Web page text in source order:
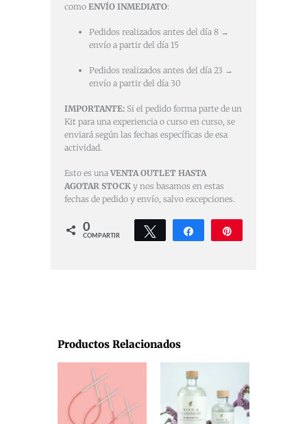
como ENVÍO INMEDIATO:
Pedidos realizados antes del día 8 →
envío a partir del día 15
Pedidos realizados antes del día 23 →
envío a partir del día 30
IMPORTANTE: Si el pedido forma parte de un
Kit para una experiencia o curso en curso, se
enviará según las fechas específicas de esa
actividad.
Esto es una VENTA OUTLET HASTA
AGOTAR STOCK y nos basamos en estas
fechas de pedido y envío, salvo excepciones.
0
COMPARTIR
Twittear Compartir
Productos Relacionados
producto
tiene